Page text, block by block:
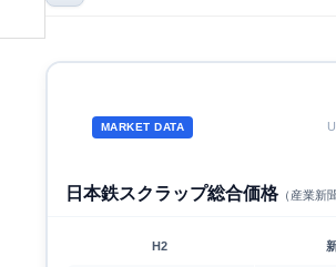
MARKET DATA
日本鉄スクラップ総合価格（産業新聞
H2